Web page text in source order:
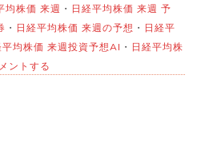
均株価 来週 ・ 日経平均株価 来週 予
・ 日経平均株価 来週の予想 ・ 日経平
平均株価 来週投資予想AI ・ 日経平均株
ントする